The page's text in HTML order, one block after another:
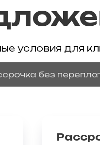
условия для
без переплат